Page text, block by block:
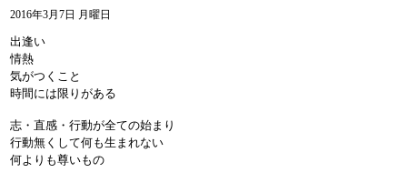
2016年3月7日 月曜日
出逢い
情熱
気がつくこと
時間には限りがある
志・直感・行動が全ての始まり
行動無くして何も生まれない
何よりも尊いもの